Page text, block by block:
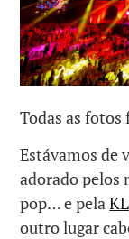
Todas as
Estávamos de
adorado pelos
pop… e pelaKL
outro lugar